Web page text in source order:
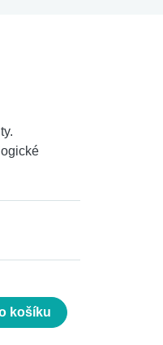
košíku